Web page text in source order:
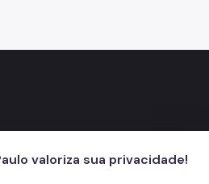
valoriza sua privacidade!